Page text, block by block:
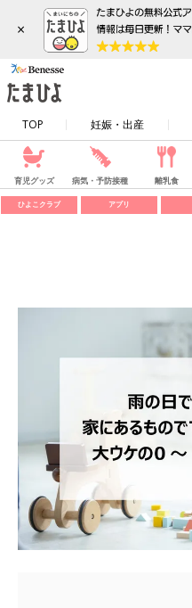
×
TOP 妊娠・出産
育児グッズ 病気・予防接種 離乳食
ひよこクラブ アプリ